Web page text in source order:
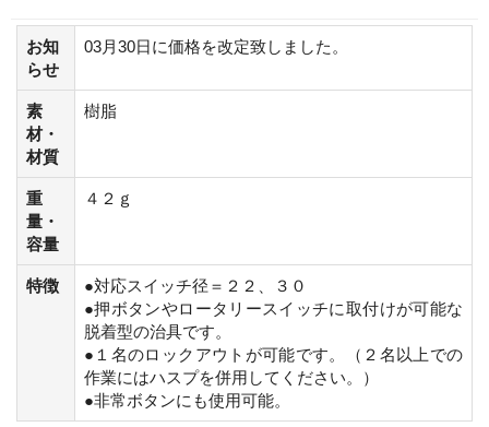
お知
らせ
03月30日に価格を改定致しました。
素
材・
材質
樹脂
重
量・
容量
４２ｇ
特徴
●対応スイッチ径＝２２、３０
●押ボタンやロータリースイッチに取付けが可能な
脱着型の治具です。
●１名のロックアウトが可能です。（２名以上での
作業にはハスプを併用してください。）
●非常ボタンにも使用可能。